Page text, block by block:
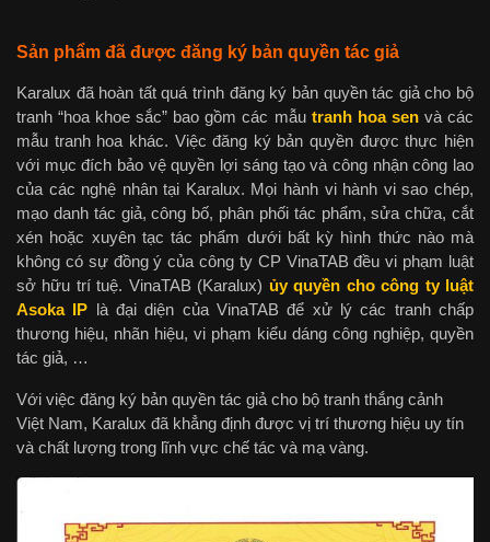
Sản phẩm đã được đăng ký bản quyền tác giả
Karalux đã hoàn tất quá trình đăng ký bản quyền tác giả cho bộ
tranh “hoa khoe sắc” bao gồm các mẫu tranh hoa senvà các
mẫu tranh hoa khác. Việc đăng ký bản quyền được thực hiện
với mục đích bảo vệ quyền lợi sáng tạo và công nhận công lao
của các nghệ nhân tại Karalux. Mọi hành vi hành vi sao chép,
mạo danh tác giả, công bố, phân phối tác phẩm, sửa chữa, cắt
xén hoặc xuyên tạc tác phẩm dưới bất kỳ hình thức nào mà
không có sự đồng ý của công ty CP VinaTAB đều vi phạm luật
sở hữu trí tuệ. VinaTAB (Karalux) ủy quyền cho công ty luật
Asoka IP là đại diện của VinaTAB để xử lý các tranh chấp
thương hiệu, nhãn hiệu, vi phạm kiểu dáng công nghiệp, quyền
tác giả, …
Với việc đăng ký bản quyền tác giả cho bộ tranh thắng cảnh
Việt Nam, Karalux đã khẳng định được vị trí thương hiệu uy tín
và chất lượng trong lĩnh vực chế tác và mạ vàng.